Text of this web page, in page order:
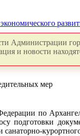
Администрации
и новости
мер
по
подготовки